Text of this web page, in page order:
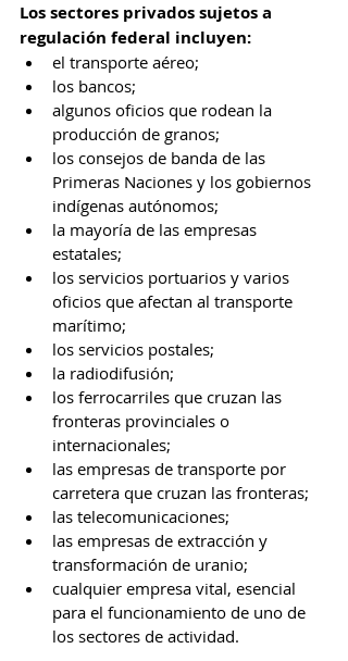
Los sectores privados sujetos a
regulación federal incluyen:
el transporte aéreo;
los bancos;
algunos oficios que rodean la
producción de granos;
los consejos de banda de las
Primeras Naciones y los gobiernos
indígenas autónomos;
la mayoría de las empresas
estatales;
los servicios portuarios y varios
oficios que afectan al transporte
marítimo;
los servicios postales;
la radiodifusión;
los ferrocarriles que cruzan las
fronteras provinciales o
internacionales;
las empresas de transporte por
carretera que cruzan las fronteras;
las telecomunicaciones;
las empresas de extracción y
transformación de uranio;
cualquier empresa vital, esencial
para el funcionamiento de uno de
los sectores de actividad.